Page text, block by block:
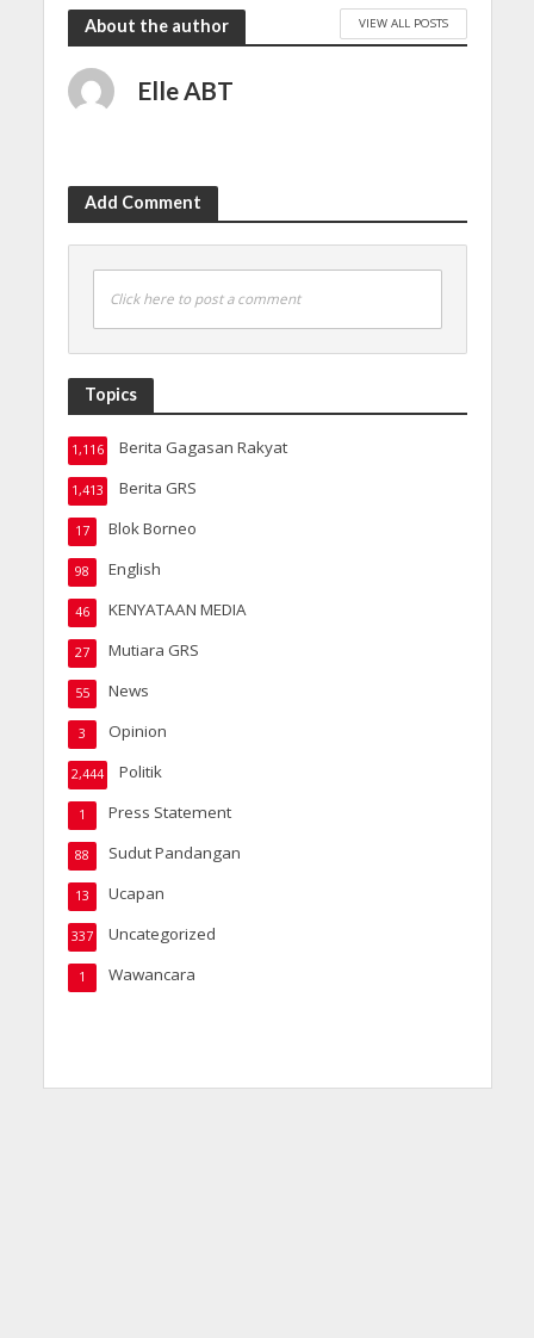
About the author VIEW ALL POSTS
Elle ABT
Add Comment
Click here to post a comment
Topics
Berita Gagasan Rakyat
1,116
Berita GRS
1,413
Blok Borneo
17
English
98
KENYATAAN MEDIA
46
Mutiara GRS
27
News
55
Opinion
3
Politik
2,444
Press Statement
1
Sudut Pandangan
88
Ucapan
13
Uncategorized
337
Wawancara
1